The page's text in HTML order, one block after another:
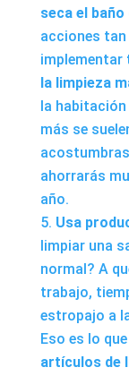
seca el
acciones
implementar
la limpieza
la
más se
ahorrarás
año.
Usa
limpiar una
normal? A
trabajo,
estropajo a
Eso es lo
artículos de